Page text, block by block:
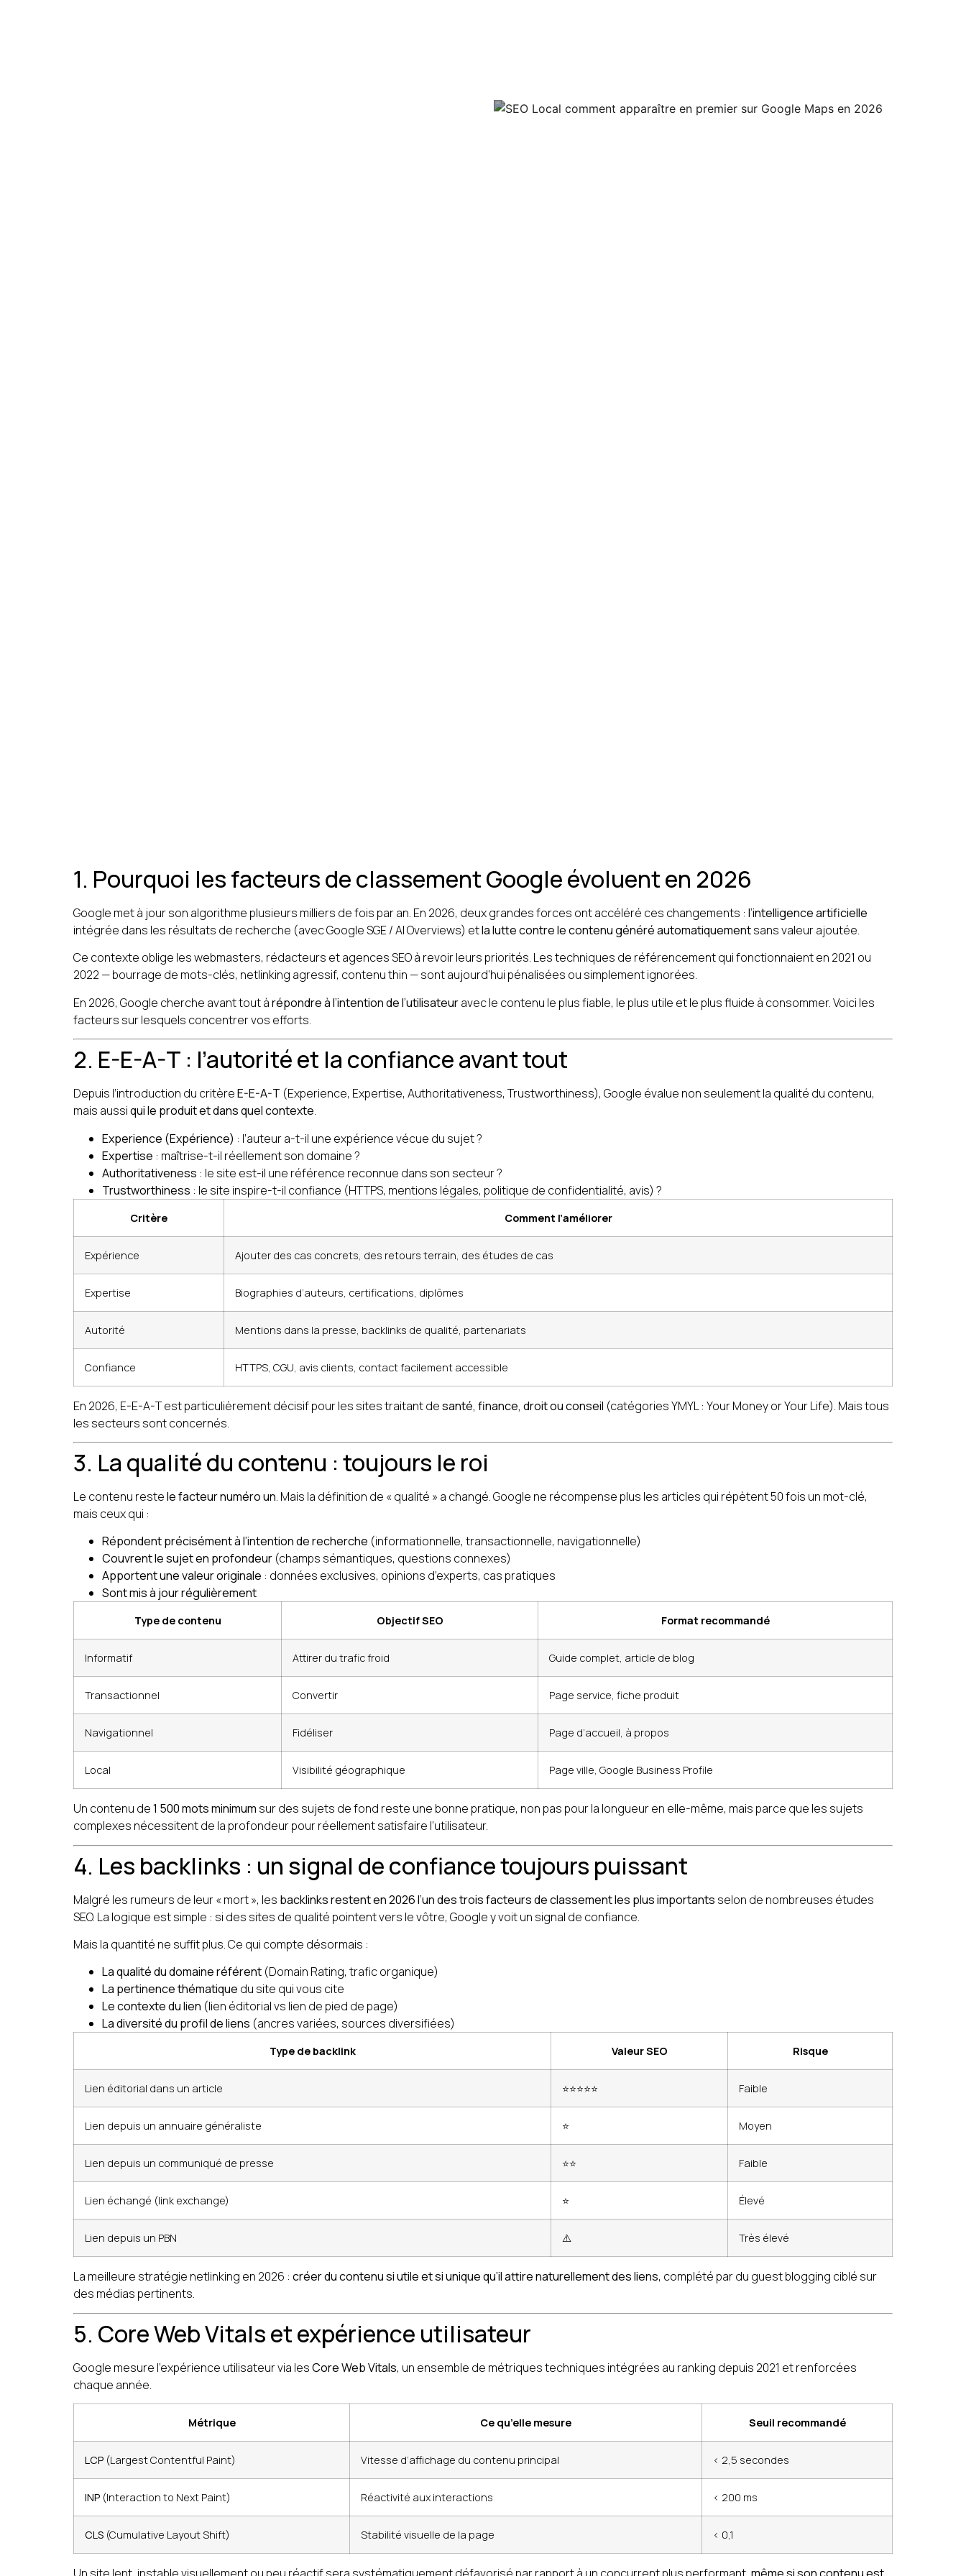
1. Pourquoi les facteurs de classement Google évoluent en 2026
Google met à jour son algorithme plusieurs milliers de fois par an. En 2026, deux grandes forces ont accéléré ces changements : l’intelligence artificielle
intégrée dans les résultats de recherche (avec Google SGE / AI Overviews) etla lutte contre le contenu généré automatiquementsans valeur ajoutée.
Ce contexte oblige les webmasters, rédacteurs et agences SEO à revoir leurs priorités. Les techniques de référencement qui fonctionnaient en 2021 ou
2022 — bourrage de mots-clés, netlinking agressif, contenu thin — sont aujourd’hui pénalisées ou simplement ignorées.
En 2026, Google cherche avant tout àrépondre à l’intention de l’utilisateuravec le contenu le plus fiable, le plus utile et le plus fluide à consommer. Voici les
facteurs sur lesquels concentrer vos efforts.
2. E-E-A-T : l’autorité et la confiance avant tout
Depuis l’introduction du critèreE-E-A-T (Experience, Expertise, Authoritativeness, Trustworthiness), Google évalue non seulement la qualité du contenu,
mais aussiqui le produit et dans quel contexte.
Experience (Expérience) : l’auteur a-t-il une expérience vécue du sujet ?
Expertise : maîtrise-t-il réellement son domaine ?
Authoritativeness : le site est-il une référence reconnue dans son secteur ?
Trustworthiness : le site inspire-t-il confiance (HTTPS, mentions légales, politique de confidentialité, avis) ?
Critère Comment l’améliorer
Expérience Ajouter des cas concrets, des retours terrain, des études de cas
Expertise Biographies d’auteurs, certifications, diplômes
Autorité Mentions dans la presse, backlinks de qualité, partenariats
Confiance HTTPS, CGU, avis clients, contact facilement accessible
En 2026, E-E-A-T est particulièrement décisif pour les sites traitant desanté, finance, droit ou conseil (catégories YMYL : Your Money or Your Life). Mais tous
les secteurs sont concernés.
3. La qualité du contenu : toujours le roi
Le contenu restele facteur numéro un. Mais la définition de « qualité » a changé. Google ne récompense plus les articles qui répètent 50 fois un mot-clé,
mais ceux qui :
Répondent précisément à l’intention de recherche (informationnelle, transactionnelle, navigationnelle)
Couvrent le sujet en profondeur (champs sémantiques, questions connexes)
Apportent une valeur originale : données exclusives, opinions d’experts, cas pratiques
Sont mis à jour régulièrement
Type de contenu Objectif SEO Format recommandé
Informatif Attirer du trafic froid Guide complet, article de blog
Transactionnel Convertir Page service, fiche produit
Navigationnel Fidéliser Page d’accueil, à propos
Local Visibilité géographique Page ville, Google Business Profile
Un contenu de1 500 mots minimum sur des sujets de fond reste une bonne pratique, non pas pour la longueur en elle-même, mais parce que les sujets
complexes nécessitent de la profondeur pour réellement satisfaire l’utilisateur.
4. Les backlinks : un signal de confiance toujours puissant
Malgré les rumeurs de leur « mort », les backlinks restent en 2026 l’un des trois facteurs de classement les plus importants selon de nombreuses études
SEO. La logique est simple : si des sites de qualité pointent vers le vôtre, Google y voit un signal de confiance.
Mais la quantité ne suffit plus. Ce qui compte désormais :
La qualité du domaine référent (Domain Rating, trafic organique)
La pertinence thématique du site qui vous cite
Le contexte du lien (lien éditorial vs lien de pied de page)
La diversité du profil de liens (ancres variées, sources diversifiées)
Type de backlink Valeur SEO Risque
Lien éditorial dans un article ⭐⭐⭐⭐⭐ Faible
Lien depuis un annuaire généraliste ⭐ Moyen
Lien depuis un communiqué de presse ⭐⭐ Faible
Lien échangé (link exchange) ⭐ Élevé
Lien depuis un PBN ⚠️ Très élevé
La meilleure stratégie netlinking en 2026 : créer du contenu si utile et si unique qu’il attire naturellement des liens, complété par du guest blogging ciblé sur
des médias pertinents.
5. Core Web Vitals et expérience utilisateur
Google mesure l’expérience utilisateur via lesCore Web Vitals, un ensemble de métriques techniques intégrées au ranking depuis 2021 et renforcées
chaque année.
Métrique Ce qu’elle mesure Seuil recommandé
LCP (Largest Contentful Paint) Vitesse d’affichage du contenu principal < 2,5 secondes
INP (Interaction to Next Paint) Réactivité aux interactions < 200 ms
CLS (Cumulative Layout Shift) Stabilité visuelle de la page < 0,1